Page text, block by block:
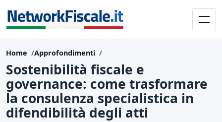
Home Approfondimenti
Sostenibilità fiscale e
governance: come trasformare
la consulenza specialistica in
difendibilità degli atti